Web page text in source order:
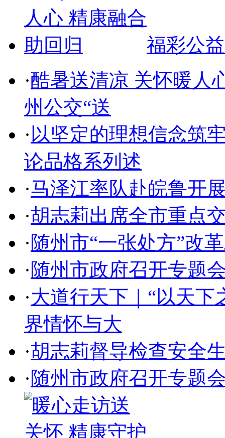
福彩公
·酷暑送清凉 关怀暖人
州公交“送
·以坚定的理想信念筑
论品格系列述
·马泽江率队赴皖鲁开
·胡志莉出席全市重点
·随州市“一张处方”改
·随州市政府召开专题
·大道行天下｜“以天
界情怀与大
·胡志莉督导检查安全
·随州市政府召开专题